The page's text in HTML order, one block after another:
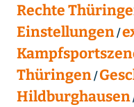
Rechte
Einstellungen
Thüringen
Hildburghausen